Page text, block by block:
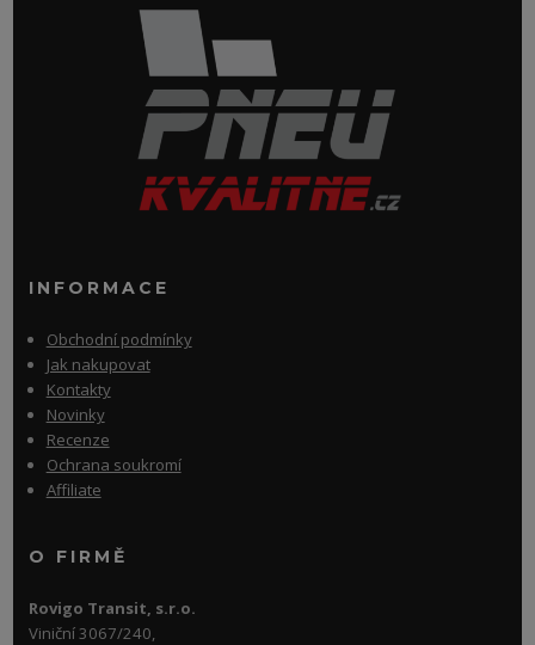
INFORMACE
Obchodní podmínky
Jak nakupovat
Kontakty
Novinky
Recenze
Ochrana soukromí
Affiliate
O FIRMĚ
Rovigo Transit, s.r.o.
Viniční 3067/240,